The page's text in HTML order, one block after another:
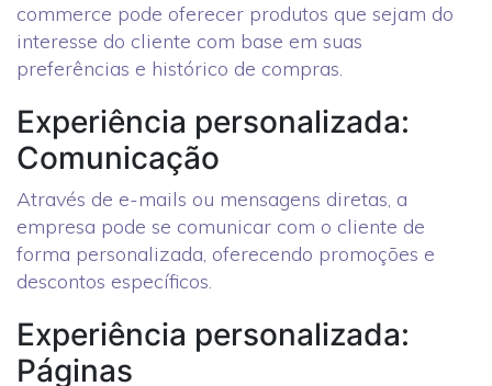
commerce pode oferecer produtos que sejam do
interesse do cliente com base em suas
preferências e histórico de compras.
Experiência personalizada:
Comunicação
Através de e-mails ou mensagens diretas, a
empresa pode se comunicar com o cliente de
forma personalizada, oferecendo promoções e
descontos específicos.
Experiência personalizada:
Páginas